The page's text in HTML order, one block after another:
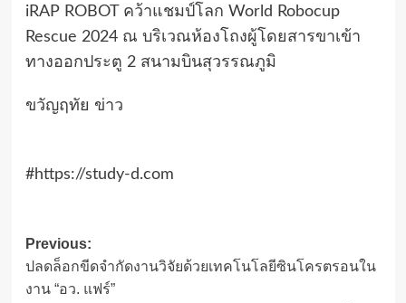
iRAP ROBOT คว้าแชมป์โลก World Robocup
Rescue 2024 ณ บริเวณห้องโถงผู้โดยสารขาเข้า
ทางออกประตู 2 สนามบินสุวรรณภูมิ
ขวัญฤทัย ข่าว
#https://study-d.com
Post
navigation
Previous:
ปลดล็อกขีดจำกัดงานวิจัยด้วยเทคโนโลยีซินโครตรอนใน
งาน “อว. แฟร์”